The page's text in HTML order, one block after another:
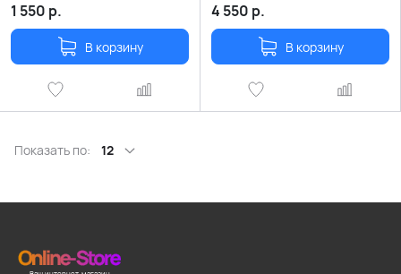
1 550 р.
В корзину
4 550 р.
В корзину
Показать по: 12